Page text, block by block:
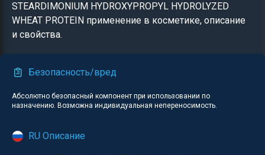
STEARDIMONIUM HYDROXYPROPYL HYDROLYZED
WHEAT PROTEIN применение в косметике, описание
и свойства.
Безопасность/вред
Абсолютно безопасный компонент при использовании по
назначению. Возможна индивидуальная непереносимость.
RU Описание